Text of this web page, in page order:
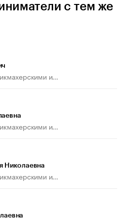
с тем же
и...
и...
Николаевна
и...